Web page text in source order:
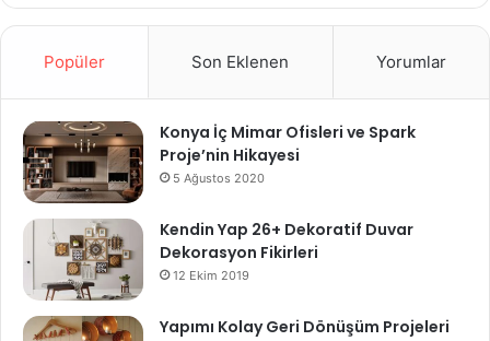
Popüler Son Eklenen Yorumlar
Konya İç Mimar Ofisleri ve Spark
Proje’nin Hikayesi
5 Ağustos 2020
Kendin Yap 26+ Dekoratif Duvar
Dekorasyon Fikirleri
12 Ekim 2019
Yapımı Kolay Geri Dönüşüm Projeleri